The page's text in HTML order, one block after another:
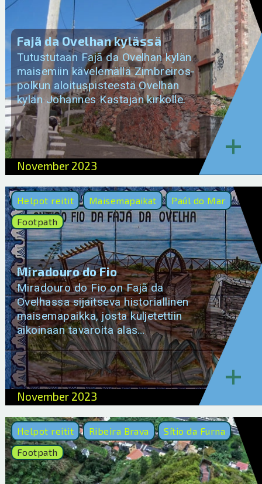
Fajã da Ovelhan kylässä
Tutustutaan Fajã da Ovelhan kylän
maisemiin kävelemällä Zimbreiros-
polkun aloituspisteestä Ovelhan
kylän Johannes Kastajan kirkolle.
November 2023
+
Helpot reitit Maisemapaikat
Paúl do Mar
Footpath
Miradouro do Fio
Miradouro do Fio on Fajã da
Ovelhassa sijaitseva historiallinen
maisemapaikka, josta kuljetettiin
aikoinaan tavaroita alas…
November 2023
+
Helpot reitit Ribeira Brava
Sítio da Furna
Footpath